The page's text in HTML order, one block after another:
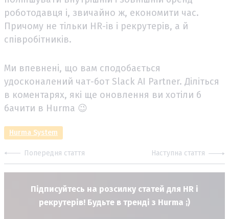
роботодавця і, звичайно ж, економити час.
Причому не тільки HR-ів і рекрутерів, а й
співробітників.
Ми впевнені, що вам сподобається
удосконалений чат-бот Slack AI Partner. Діліться
в коментарях, які ще оновлення ви хотіли б
бачити в Hurma 😉
Hurma System
Попередня стаття Наступна стаття
Підписуйтесь на розсилку статей для HR і
рекрутерів! Будьте в тренді з Hurma ;)